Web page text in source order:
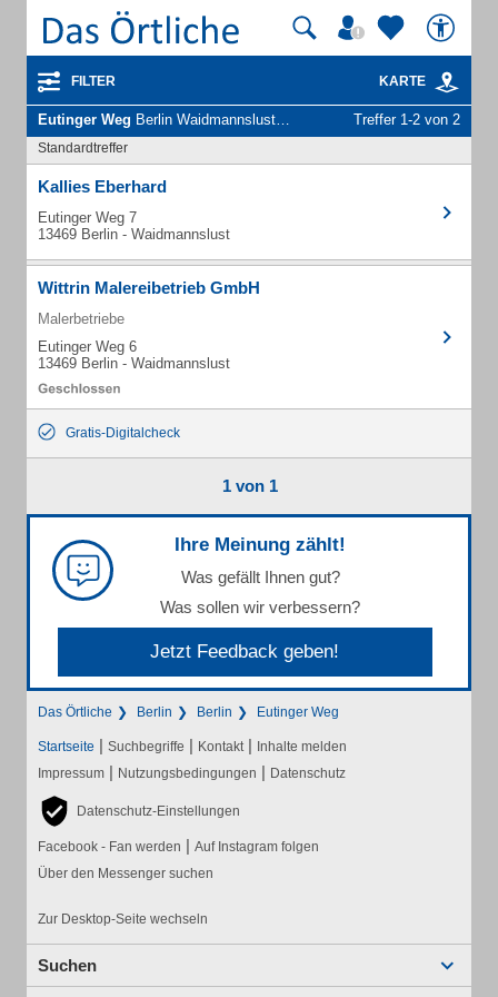
FILTER KARTE
Eutinger Weg Berlin Waidmannslust - Unternehmen und Personen Treffer 1-2 von 2
Standardtreffer
Kallies Eberhard
Eutinger Weg 7
13469 Berlin - Waidmannslust
Wittrin Malereibetrieb GmbH
Malerbetriebe
Eutinger Weg 6
13469 Berlin - Waidmannslust
Gratis-Digitalcheck
1 von 1
Ihre Meinung zählt!
Was gefällt Ihnen gut?
Was sollen wir verbessern?
Jetzt Feedback geben!
Das Örtliche Berlin Berlin Eutinger Weg
Startseite | Suchbegriffe | Kontakt | Inhalte melden
Impressum | Nutzungsbedingungen | Datenschutz
Datenschutz-Einstellungen
Facebook - Fan werden | Auf Instagram folgen
Über den Messenger suchen
Zur Desktop-Seite wechseln
Suchen